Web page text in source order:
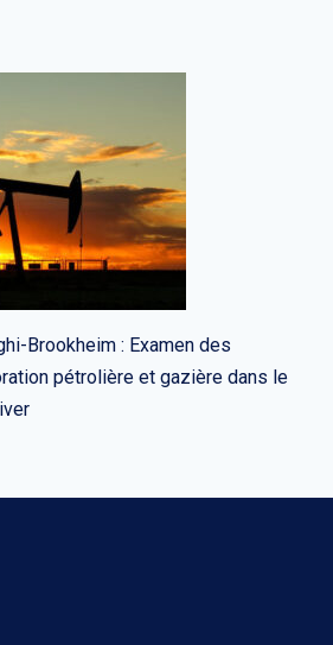
Brookheim : Examen des
pétrolière et gazière dans le